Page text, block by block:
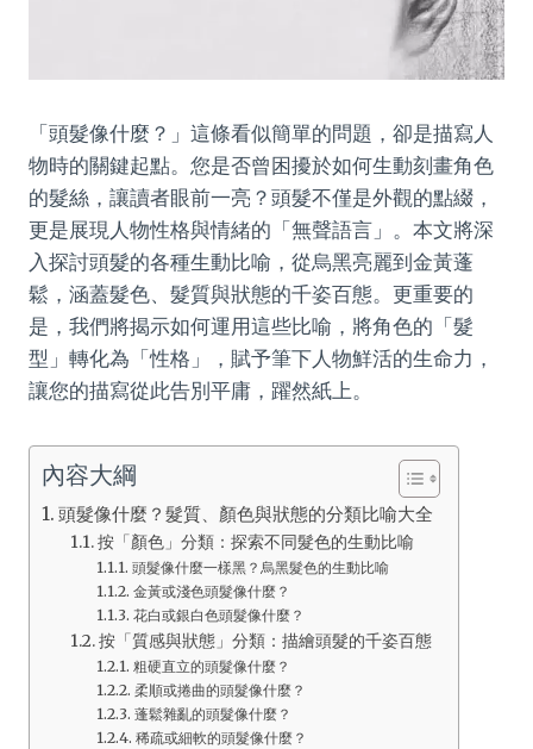
「頭髮像什麼？」這條看似簡單的問題，卻是描寫人
物時的關鍵起點。您是否曾困擾於如何生動刻畫角色
的髮絲，讓讀者眼前一亮？頭髮不僅是外觀的點綴，
更是展現人物性格與情緒的「無聲語言」。本文將深
入探討頭髮的各種生動比喻，從烏黑亮麗到金黃蓬
鬆，涵蓋髮色、髮質與狀態的千姿百態。更重要的
是，我們將揭示如何運用這些比喻，將角色的「髮
型」轉化為「性格」，賦予筆下人物鮮活的生命力，
讓您的描寫從此告別平庸，躍然紙上。
內容大綱
頭髮像什麼？髮質、顏色與狀態的分類比喻大全
按「顏色」分類：探索不同髮色的生動比喻
頭髮像什麼一樣黑？烏黑髮色的生動比喻
金黃或淺色頭髮像什麼？
花白或銀白色頭髮像什麼？
按「質感與狀態」分類：描繪頭髮的千姿百態
粗硬直立的頭髮像什麼？
柔順或捲曲的頭髮像什麼？
蓬鬆雜亂的頭髮像什麼？
稀疏或細軟的頭髮像什麼？